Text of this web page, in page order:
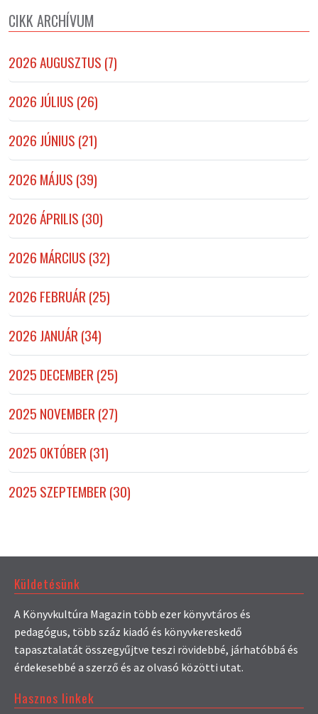
CIKK ARCHÍVUM
2026 AUGUSZTUS (7)
2026 JÚLIUS (26)
2026 JÚNIUS (21)
2026 MÁJUS (39)
2026 ÁPRILIS (30)
2026 MÁRCIUS (32)
2026 FEBRUÁR (25)
2026 JANUÁR (34)
2025 DECEMBER (25)
2025 NOVEMBER (27)
2025 OKTÓBER (31)
2025 SZEPTEMBER (30)
Küldetésünk
A Könyvkultúra Magazin több ezer könyvtáros és
pedagógus, több száz kiadó és könyvkereskedő
tapasztalatát összegyűjtve teszi rövidebbé, járhatóbbá és
érdekesebbé a szerző és az olvasó közötti utat.
Hasznos linkek